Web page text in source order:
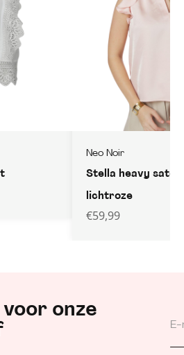
Neo Noir
Stella heavy
lichtroze
€59,99
onze